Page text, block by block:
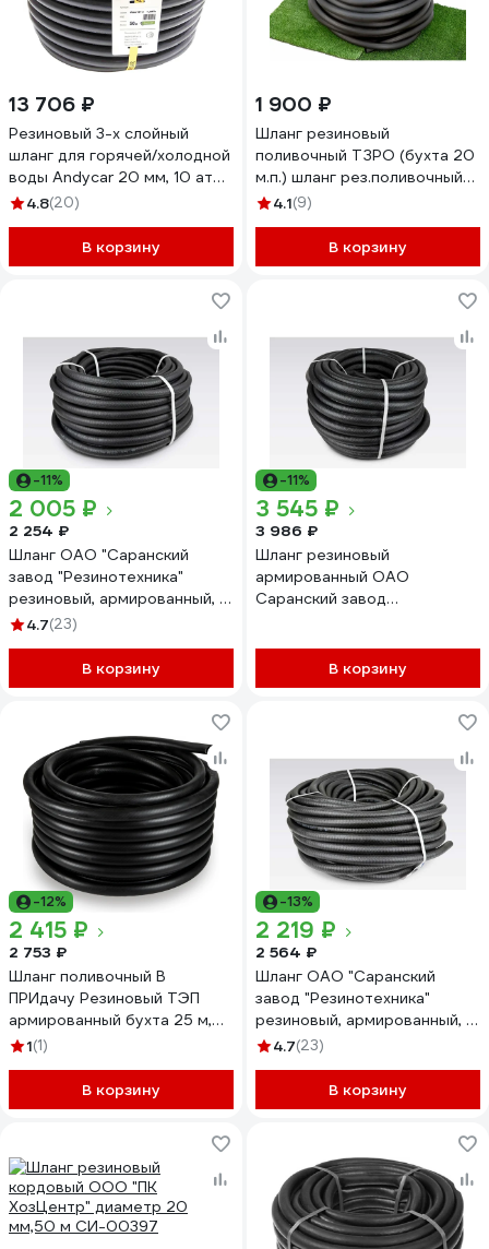
13 706 ₽
Резиновый 3-х слойный
шланг для горячей/холодной
воды Andycar 20 мм, 10 атм,
50 м H20
4.8(20)
В корзину
1 900 ₽
Шланг резиновый
поливочный ТЗРО (бухта 20
м.п.) шланг рез.поливочный
18*3Б
4.1(9)
В корзину
-11%
2 005 ₽
2 254 ₽
Шланг ОАО "Саранский
завод "Резинотехника"
резиновый, армированный, д.
16мм 4 Атм СзРТ (рукав)
0,4-В 20м
4.7(23)
В корзину
-11%
3 545 ₽
3 986 ₽
Шланг резиновый
армированный ОАО
Саранский завод
пневматический, для
отбойного молотка,
В корзину
-12%
2 415 ₽
2 753 ₽
Шланг поливочный В
ПРИдачу Резиновый ТЭП
армированный бухта 25 м,
диаметр 19 мм 3/4 1201580
1(1)
В корзину
-13%
2 219 ₽
2 564 ₽
Шланг ОАО "Саранский
завод "Резинотехника"
резиновый, армированный, д.
18мм 4 Атм СзРТ (рукав)
0,4-В 20м
4.7(23)
В корзину